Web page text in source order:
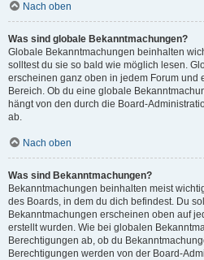
Nach oben
Was sind globale Bekanntmachungen?
Globale Bekanntmachungen beinhalten
solltest du sie so bald wie möglich lesen.
erscheinen ganz oben in jedem Forum und
Bereich. Ob du eine globale
hängt von den durch die Board-
ab.
Nach oben
Was sind Bekanntmachungen?
Bekanntmachungen beinhalten meist
des Boards, in dem du dich befindest. Du
Bekanntmachungen erscheinen oben auf
erstellt wurden. Wie bei globalen
Berechtigungen ab, ob du
Berechtigungen werden von der Board-